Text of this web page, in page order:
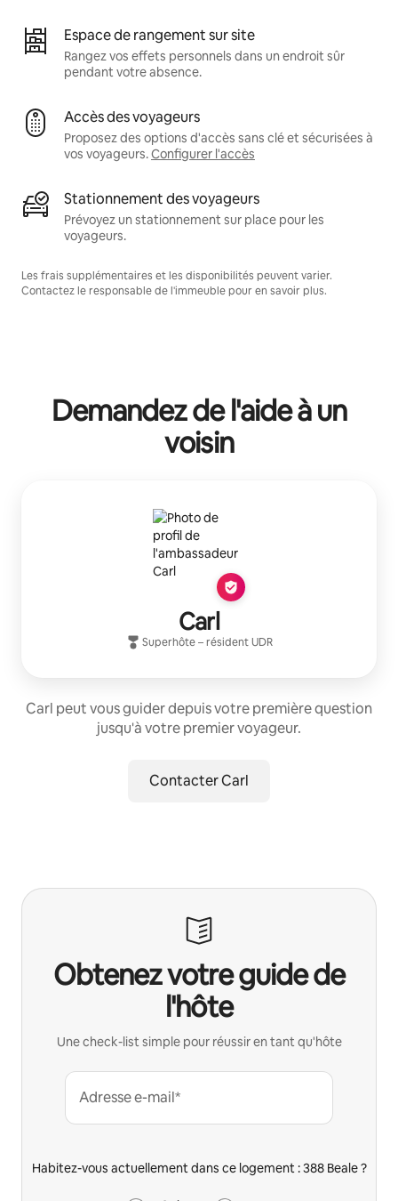
Espace de rangement sur site
Rangez vos effets personnels dans un endroit sûr
pendant votre absence.
Accès des voyageurs
Proposez des options d'accès sans clé et sécurisées à
vos voyageurs.Configurer l'accès
Stationnement des voyageurs
Prévoyez un stationnement sur place pour les
voyageurs.
Les frais supplémentaires et les disponibilités peuvent varier.
Contactez le responsable de l'immeuble pour en savoir plus.
Demandez de l'aide à un
voisin
Carl
Superhôte– résidentUDR
Carl peut vous guider depuis votre première question
jusqu'à votre premier voyageur.
Contacter Carl
Obtenez votre guide de
l'hôte
Une check-list simple pour réussir en tant qu'hôte
Adresse e-mail*
Habitez-vous actuellement dans ce logement : 388 Beale ?